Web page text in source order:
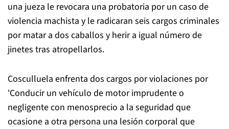
una jueza le revocara una probatoria por un caso de
violencia machista y le radicaran seis cargos criminales
por matar a dos caballos y herir a igual número de
jinetes tras atropellarlos.
Cosculluela enfrenta dos cargos por violaciones por
'Conducir un vehículo de motor imprudente o
negligente con menosprecio a la seguridad que
ocasione a otra persona una lesión corporal que